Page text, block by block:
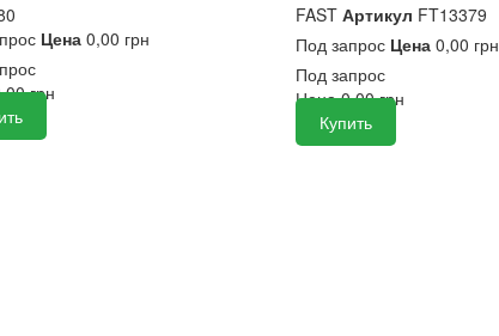
Цена0,00 грн
грн
FAST Артикул FT13379
Под запрос Цена0,00 грн
Под запрос
Цена 0,00грн
Купить